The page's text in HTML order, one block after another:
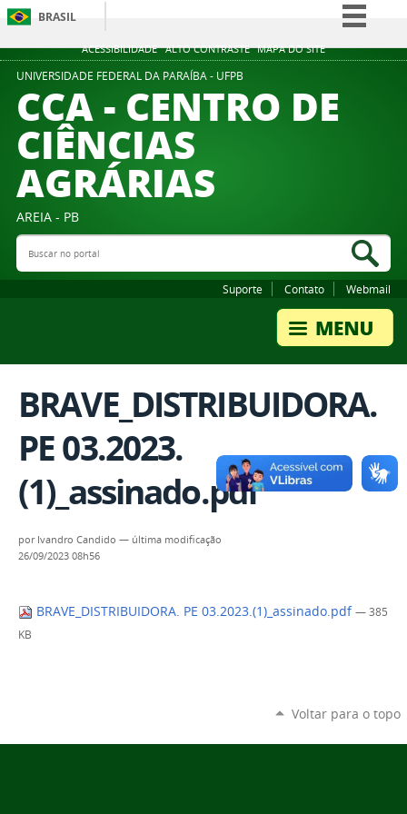
ACESSIBILIDADE ALTO CONTRASTE MAPA DO SITE
BRASIL
Simplifique!
Participe
UNIVERSIDADE FEDERAL DA PARAÍBA - UFPB
CCA - CENTRO DE
CIÊNCIAS
AGRÁRIAS
AREIA - PB
Buscar no portal
Suporte Contato Webmail
BRAVE_DISTRIBUIDORA.
PE 03.2023.
(1)_assinado.pdf
por Ivandro Candido — última modificação
26/09/2023 08h56
BRAVE_DISTRIBUIDORA. PE 03.2023.(1)_assinado.pdf — 385
KB
Voltar para o topo